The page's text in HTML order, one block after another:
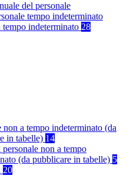
del personale
tempo indeterminato
tempo indeterminato 28
non a tempo indeterminato (da
in tabelle) 14
non a tempo
(da pubblicare in tabelle) 5
20